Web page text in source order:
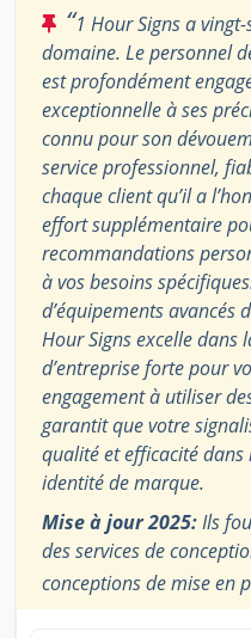
“1 Hour Signs a
domaine. Le personnel
est profondément
exceptionnelle à ses
connu pour son
service professionnel,
chaque client qu’il a
effort supplémentaire
recommandations
à vos besoins
d’équipements avancés
Hour Signs excelle dans
d’entreprise forte pour
engagement à utiliser
garantit que votre
qualité et efficacité
identité de marque.
Mise à jour 2025:Ils
des services de
conceptions de mise en